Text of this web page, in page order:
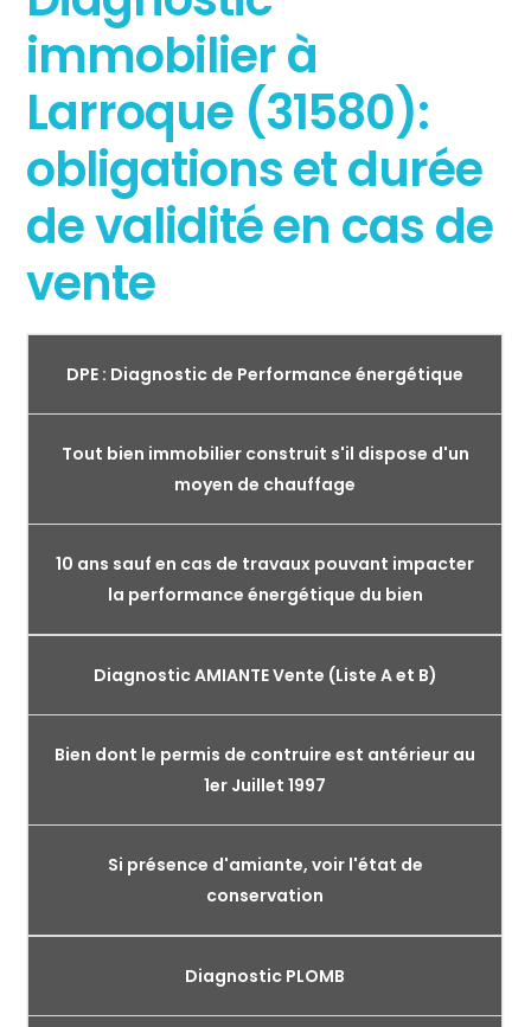
immobilier à
Larroque (31580):
obligations et durée
de validité en cas de
vente
DPE : Diagnostic de Performance énergétique
Tout bien immobilier construit s'il dispose d'un
moyen de chauffage
10 ans sauf en cas de travaux pouvant impacter
la performance énergétique du bien
Diagnostic AMIANTE Vente (Liste A et B)
Bien dont le permis de contruire est antérieur au
1er Juillet 1997
Si présence d'amiante, voir l'état de
conservation
Diagnostic PLOMB